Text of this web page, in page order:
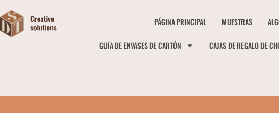
PÁGINA PRINCIPAL MUESTRAS
GUÍA DE ENVASES DE CARTÓN CAJAS DE REGALO DE